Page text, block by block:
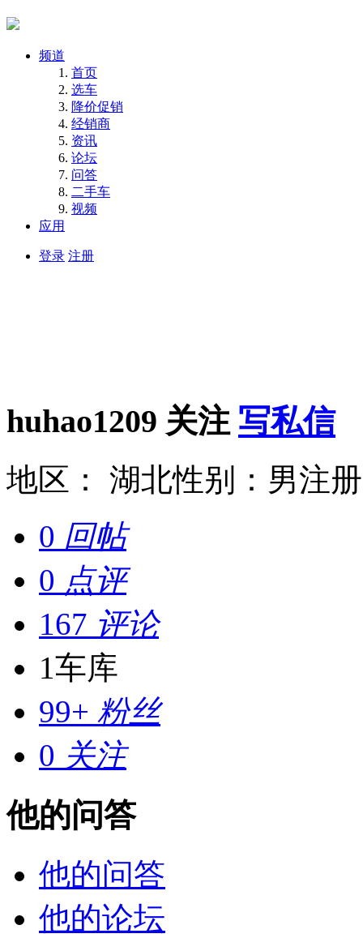
频道
首页
选车
降价促销
经销商
资讯
论坛
问答
二手车
视频
应用
登录 注册
huhao1209 关注 写私信
地区： 湖北性别：男注
0 回帖
0 点评
167 评论
1车库
99+ 粉丝
0 关注
他的问答
他的问答
他的论坛